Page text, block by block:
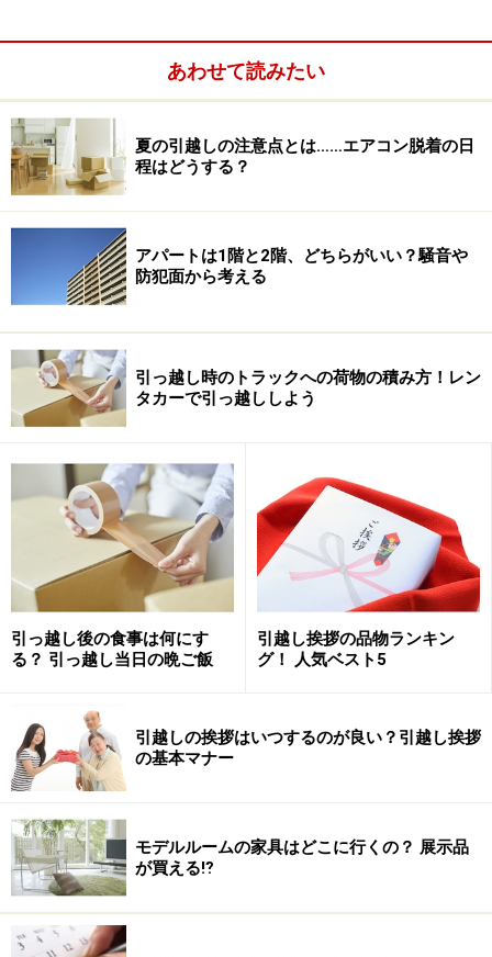
あわせて読みたい
夏の引越しの注意点とは……エアコン脱着の日
程はどうする？
アパートは1階と2階、どちらがいい？騒音や
防犯面から考える
引っ越し時のトラックへの荷物の積み方！レン
タカーで引っ越ししよう
引っ越し後の食事は何にす
る？ 引っ越し当日の晩ご飯
引越し挨拶の品物ランキン
グ！ 人気ベスト5
引越しの挨拶はいつするのが良い？引越し挨拶
の基本マナー
モデルルームの家具はどこに行くの？ 展示品
が買える⁉